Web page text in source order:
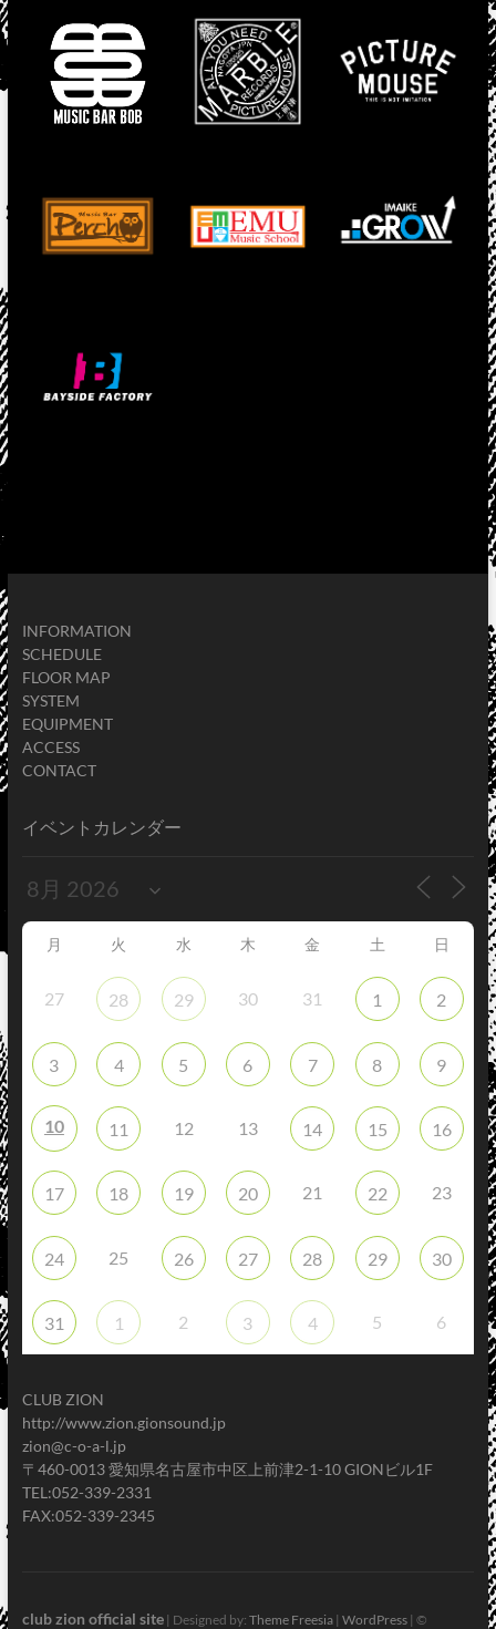
INFORMATION
SCHEDULE
FLOOR MAP
SYSTEM
EQUIPMENT
ACCESS
CONTACT
イベントカレンダー
月 火 水 木 金 土 日
27 28 29 30 31 1 2
3 4 5 6 7 8 9
10 11 12 13 14 15 16
17 18 19 20 21 22 23
24 25 26 27 28 29 30
31 1 2 3 4 5 6
CLUB ZION
http://www.zion.gionsound.jp
zion@c-o-a-l.jp
〒460-0013 愛知県名古屋市中区上前津2-1-10 GIONビル1F
TEL:052-339-2331
FAX:052-339-2345
club zion official site| Designed by: Theme Freesia| WordPress| ©